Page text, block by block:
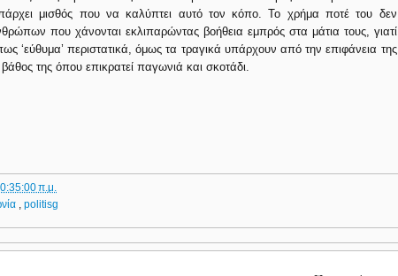
μισθός που να καλύπτει αυτό τον κόπο. Το χρήμα ποτέ του δεν
που χάνονται εκλιπαρώντας βοήθεια εμπρός στα μάτια τους, γιατί
‘εύθυμα’ περιστατικά, όμως τα τραγικά υπάρχουν από την επιφάνεια της
της όπου επικρατεί παγωνιά και σκοτάδι.
π.μ.
,politisg